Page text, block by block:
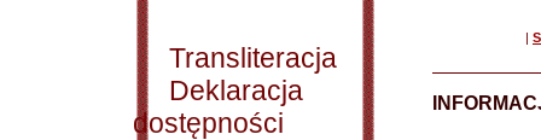
Transliteracja
Deklaracja
dostępności
|